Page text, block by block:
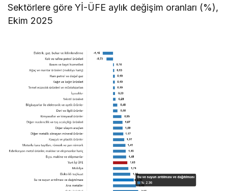
Sektörlere göre Yİ-ÜFE aylık değişim oranları (%),
Ekim 2025